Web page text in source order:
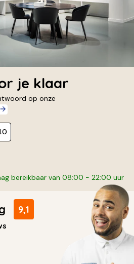
je klaar
op onze
bereikbaar van 08:00 - 22:00 uur
9,1